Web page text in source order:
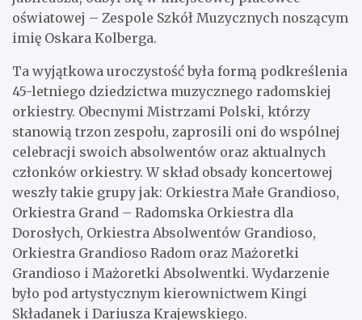
oświatowej – Zespole Szkół Muzycznych noszącym
imię Oskara Kolberga.
Ta wyjątkowa uroczystość była formą podkreślenia
45-letniego dziedzictwa muzycznego radomskiej
orkiestry. Obecnymi Mistrzami Polski, którzy
stanowią trzon zespołu, zaprosili oni do wspólnej
celebracji swoich absolwentów oraz aktualnych
członków orkiestry. W skład obsady koncertowej
weszły takie grupy jak: Orkiestra Małe Grandioso,
Orkiestra Grand – Radomska Orkiestra dla
Dorosłych, Orkiestra Absolwentów Grandioso,
Orkiestra Grandioso Radom oraz Mażoretki
Grandioso i Mażoretki Absolwentki. Wydarzenie
było pod artystycznym kierownictwem Kingi
Składanek i Dariusza Krajewskiego.